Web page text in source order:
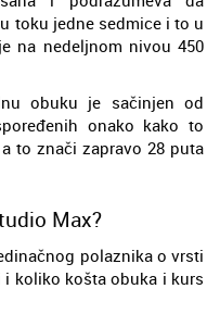
toku jedne sedmice i to u
na nedeljnom nivou 450
obuku je sačinjen od
onako kako to
to znači zapravo 28 puta
Max?
polaznika o vrsti
koliko košta obuka i kurs